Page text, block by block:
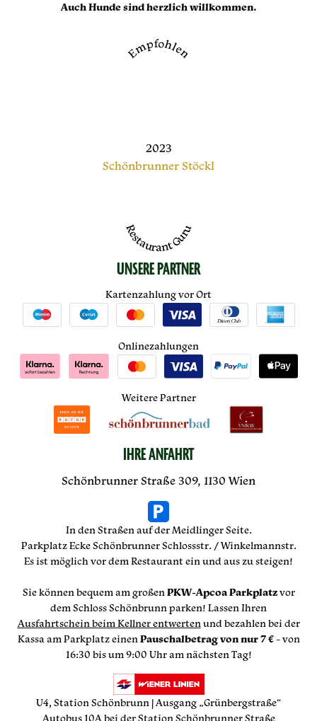
Auch Hunde sind herzlich willkommen.
Empfohlen
2023
Schönbrunner Stöckl
Restaurant Guru
UNSERE PARTNER
Kartenzahlung vor Ort
Onlinezahlungen
Weitere Partner
IHRE ANFAHRT
Schönbrunner Straße 309, 1130 Wien
In den Straßen auf der Meidlinger Seite.
Parkplatz Ecke Schönbrunner Schlossstr. / Winkelmannstr.
Es ist möglich vor dem Restaurant ein und aus zu steigen!
Sie können bequem am großenPKW-Apcoa Parkplatzvor
dem Schloss Schönbrunn parken! Lassen Ihren
Ausfahrtschein beim Kellner entwertenund bezahlen bei der
Kassa am Parkplatz einenPauschalbetrag von nur 7 €- von
16:30 bis um 9:00 Uhr am nächsten Tag!
U4, Station Schönbrunn | Ausgang „Grünbergstraße“
Autobus 10A bei der Station Schönbrunner Straße